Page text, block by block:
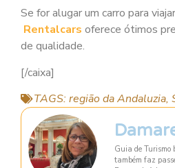
Se for alugar um carro para
Rentalcars oferece ótimos
de qualidade.
[/caixa]
TAGS:região da Andaluzia,
Guia de Turismo
também faz